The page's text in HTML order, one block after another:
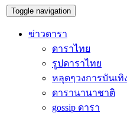
Toggle navigation
ข่าวดารา
ดาราไทย
รูปดาราไทย
หลุดๆวงการบันเทิ
ดารานานาชาติ
gossip ดารา